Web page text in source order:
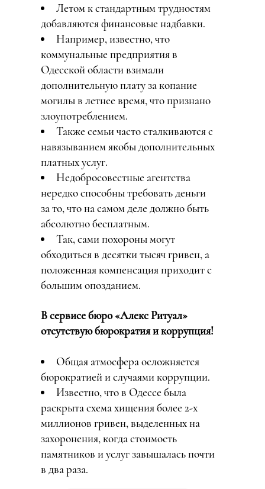
Летом к стандартным трудностям
добавляются финансовые надбавки.
Например, известно, что
коммунальные предприятия в
Одесской области взимали
дополнительную плату за копание
могилы в летнее время, что признано
злоупотреблением.
Также семьи часто сталкиваются с
навязыванием якобы дополнительных
платных услуг.
Недобросовестные агентства
нередко способны требовать деньги
за то, что на самом деле должно быть
абсолютно бесплатным.
Так, сами похороны могут
обходиться в десятки тысяч гривен, а
положенная компенсация приходит с
большим опозданием.
В сервисе бюро «Алекс Ритуал»
отсутствую бюрократия и коррупция!
Общая атмосфера осложняется
бюрократией и случаями коррупции.
Известно, что в Одессе была
раскрыта схема хищения более 2-х
миллионов гривен, выделенных на
захоронения, когда стоимость
памятников и услуг завышалась почти
в два раза.